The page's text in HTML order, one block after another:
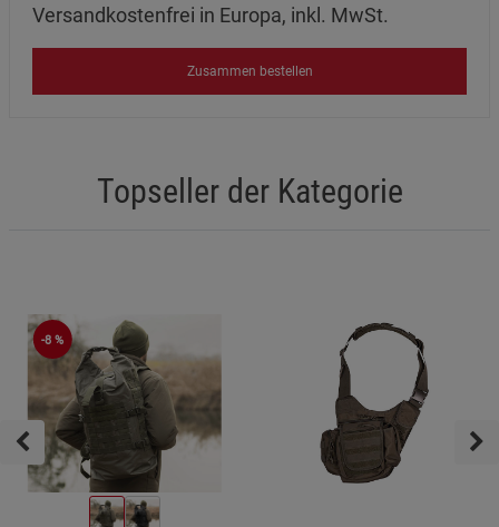
Versandkostenfrei in Europa, inkl. MwSt.
Zusammen bestellen
Topseller der Kategorie
-8 %